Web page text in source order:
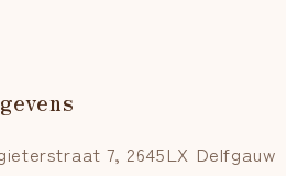
7, 2645LX Delfgauw